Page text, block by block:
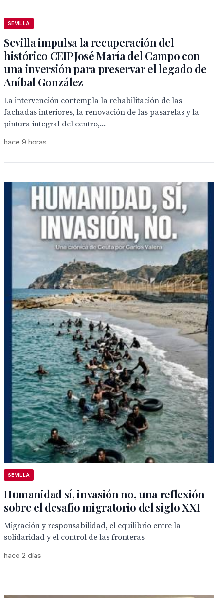
SEVILLA
Sevilla impulsa la recuperación del
histórico CEIP José María del Campo con
una inversión para preservar el legado de
Aníbal González
La intervención contempla la rehabilitación de las
fachadas interiores, la renovación de las pasarelas y la
pintura integral del centro,...
hace 9 horas
SEVILLA
Humanidad sí, invasión no, una reflexión
sobre el desafío migratorio del siglo XXI
Migración y responsabilidad, el equilibrio entre la
solidaridad y el control de las fronteras
hace 2 días